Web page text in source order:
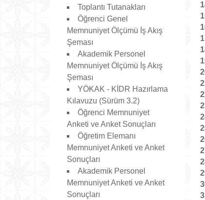
Toplantı Tutanakları
Öğrenci Genel
Memnuniyet Ölçümü İş Akış
Şeması
Akademik Personel
Memnuniyet Ölçümü İş Akış
Şeması
YÖKAK - KİDR Hazırlama
Kılavuzu (Sürüm 3.2)
Öğrenci Memnuniyet
Anketi ve Anket Sonuçları
Öğretim Elemanı
Memnuniyet Anketi ve Anket
Sonuçları
Akademik Personel
Memnuniyet Anketi ve Anket
Sonuçları